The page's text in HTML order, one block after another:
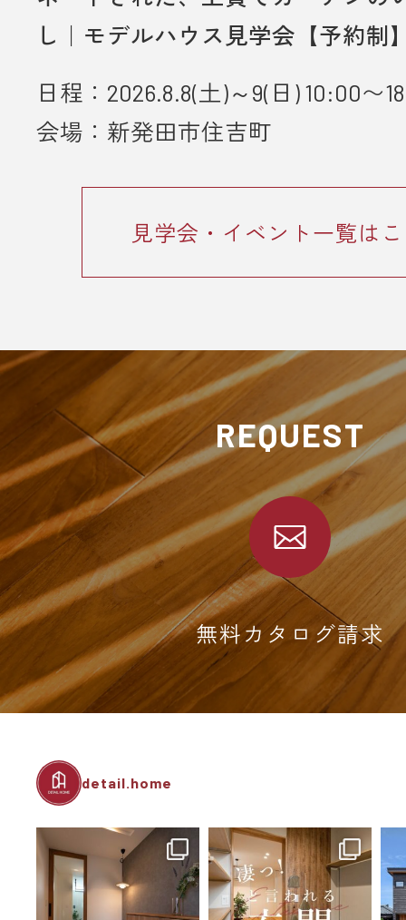
・弊社のアンケートにご協力してい
とが条件となります。
■ 個人情報の取り扱いについて
・ご入力いただきました情報は「
し｜モデルハウス見学会【予約制
日程：2026.8.8(土)～9(日) 10:00〜
会場：新発田市住吉町
見学会・イベント一覧は
REQUEST
無料カタログ請求
detail.home